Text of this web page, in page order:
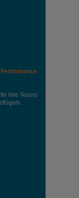
ihre Teams